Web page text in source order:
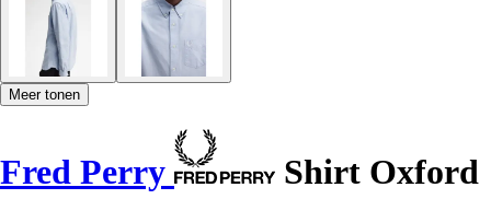
Meer tonen
Fred Perry Shirt Oxford